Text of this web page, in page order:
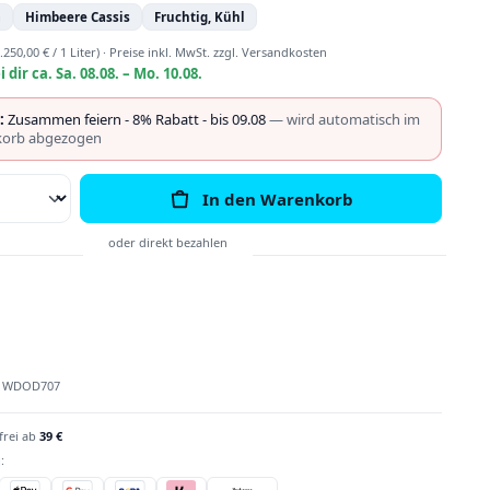
Himbeere Cassis Fruchtig, Kühl
€ / 1 Liter) · Preise inkl. MwSt. zzgl. Versandkosten
dir ca. Sa. 08.08. – Mo. 10.08.
Zusammen feiern - 8% Rabatt - bis 09.08— wird automatisch im
abgezogen
Gib den gewünschten Wert
In den Warenkorb
WDOD707
ab 39 €